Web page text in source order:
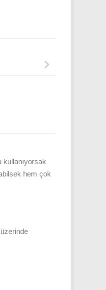
kullanıyorsak
hem çok